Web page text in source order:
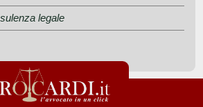
legale